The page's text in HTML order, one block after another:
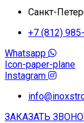
Санкт-
+7 (812)
Whatsapp
Icon-paper-plane
Instagram
ЗАКАЗАТЬ